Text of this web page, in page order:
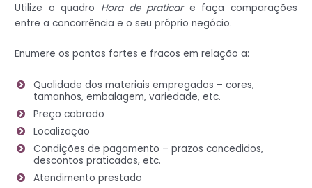
Utilize o quadro Hora de praticare faça comparações
entre a concorrência e o seu próprio negócio.
Enumere os pontos fortes e fracos em relação a:
Qualidade dos materiais empregados – cores,
tamanhos, embalagem, variedade, etc.
Preço cobrado
Localização
Condições de pagamento – prazos concedidos,
descontos praticados, etc.
Atendimento prestado